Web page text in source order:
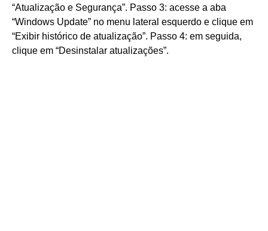
“Atualização e Segurança”. Passo 3: acesse a aba
“Windows Update” no menu lateral esquerdo e clique em
“Exibir histórico de atualização”. Passo 4: em seguida,
clique em “Desinstalar atualizações”.